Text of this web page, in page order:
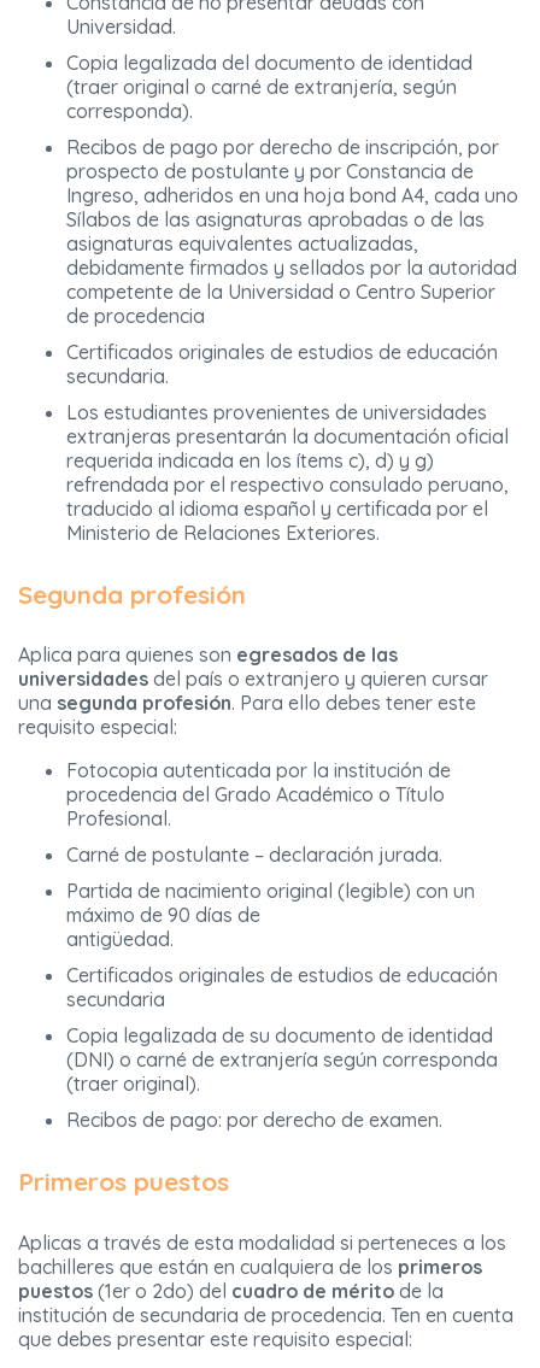
Universidad.
Copia legalizada del documento de identidad
(traer original o carné de extranjería, según
corresponda).
Recibos de pago por derecho de inscripción, por
prospecto de postulante y por Constancia de
Ingreso, adheridos en una hoja bond A4, cada uno
Sílabos de las asignaturas aprobadas o de las
asignaturas equivalentes actualizadas,
debidamente firmados y sellados por la autoridad
competente de la Universidad o Centro Superior
de procedencia
Certificados originales de estudios de educación
secundaria.
Los estudiantes provenientes de universidades
extranjeras presentarán la documentación oficial
requerida indicada en los ítems c), d) y g)
refrendada por el respectivo consulado peruano,
traducido al idioma español y certificada por el
Ministerio de Relaciones Exteriores.
Segunda profesión
Aplica para quienes son egresados de las
universidades del país o extranjero y quieren cursar
una segunda profesión. Para ello debes tener este
requisito especial:
Fotocopia autenticada por la institución de
procedencia del Grado Académico o Título
Profesional.
Carné de postulante – declaración jurada.
Partida de nacimiento original (legible) con un
máximo de 90 días de
antigüedad.
Certificados originales de estudios de educación
secundaria
Copia legalizada de su documento de identidad
(DNI) o carné de extranjería según corresponda
(traer original).
Recibos de pago: por derecho de examen.
Primeros puestos
Aplicas a través de esta modalidad si perteneces a los
bachilleres que están en cualquiera de los primeros
puestos (1er o 2do) del cuadro de mérito de la
institución de secundaria de procedencia. Ten en cuenta
que debes presentar este requisito especial: